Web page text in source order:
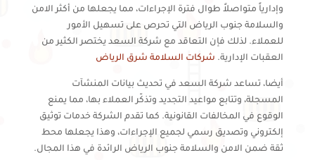
وإدارياً متواصلاً طوال فترة الإجراءات، مما يجعلها من أكثر الامن
والسلامة جنوب الرياض التي تحرص على تسهيل الأمور
للعملاء. لذلك فإن التعاقد مع شركة السعد يختصر الكثير من
العقبات الإدارية. شركات السلامة شرق الرياض
أيضا، تساعد شركة السعد في تحديث بيانات المنشآت
المسجلة، وتتابع مواعيد التجديد وتذكّر العملاء بها، مما يمنع
الوقوع في المخالفات القانونية. كما تقدم الشركة خدمات توثيق
إلكتروني وتصديق رسمي لجميع الإجراءات، وهذا يجعلها محط
ثقة ضمن الامن والسلامة جنوب الرياض الرائدة في هذا المجال.